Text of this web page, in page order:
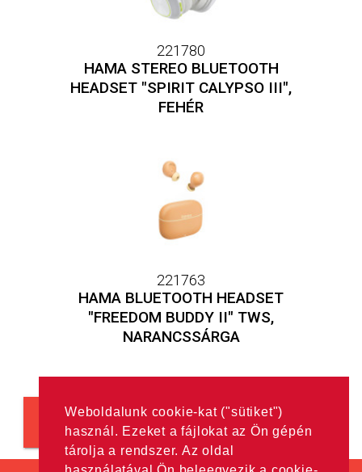
Weboldalunk cookie-kat ("sütiket")
használ. Ezeket a fájlokat az Ön gépén
tárolja a rendszer. Az oldal
221780
HAMA STEREO BLUETOOTH
HEADSET "SPIRIT CALYPSO III",
FEHÉR
221763
HAMA BLUETOOTH HEADSET
"FREEDOM BUDDY II" TWS,
NARANCSSÁRGA
Még több